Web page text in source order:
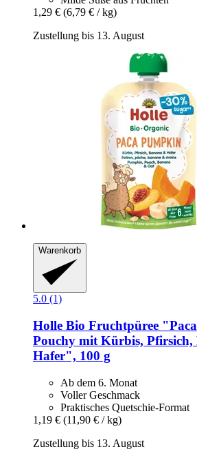
1,29 € (6,79 € / kg)
Zustellung bis 13. August
Warenkorb
5.0 (1)
Holle Bio Fruchtpüree
Pouchy mit Kürbis, Pfirsich,
Hafer", 100 g
Ab dem 6. Monat
Voller Geschmack
Praktisches Quetschie-Format
1,19 € (11,90 € / kg)
Zustellung bis 13. August